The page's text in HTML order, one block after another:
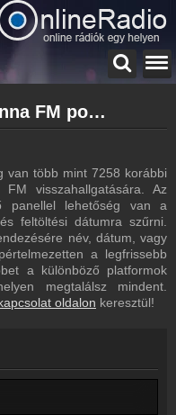
Manna FM archívum - Manna FM podcasts - Manna FM visszahallgatás
van több mint 7258 korábbi
visszahallgatására. Az
panellel lehetőség van a
feltöltési dátumra szűrni.
név, dátum, vagy
a legfrissebb
a különböző platformok
megtalálsz mindent.
oldalon keresztül!